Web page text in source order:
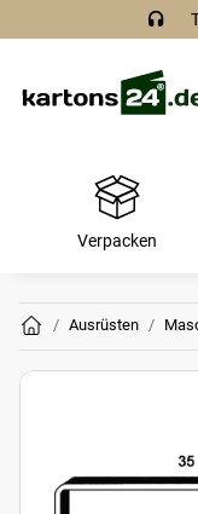
Verpacken
Ausrüsten